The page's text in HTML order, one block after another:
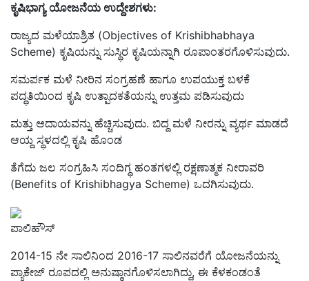
ಕೃಷಿಭಾಗ್ಯ ಯೋಜನೆಯ ಉದ್ದೇಶಗಳು:
ರಾಜ್ಯದ ಮಳೆಯಾಶ್ರಿತ (Objectives of Krishibhabhaya
Scheme) ಕೃಷಿಯನ್ನು ಸುಸ್ಥಿರ ಕೃಷಿಯನ್ನಾಗಿ ರೂಪಾಂತರಗೊಳಿಸುವುದು.
ಸಮರ್ಪಕ ಮಳೆ ನೀರಿನ ಸಂಗ್ರಹಣೆ ಹಾಗೂ ಉಪಯುಕ್ತ ಬಳಕೆ
ಪದ್ಧತಿಯಿಂದ ಕೃಷಿ ಉತ್ಪಾದಕತೆಯನ್ನು ಉತ್ತಮ ಪಡಿಸುವುದು
ಮತ್ತು ಆದಾಯವನ್ನು ಹೆಚ್ಚಿಸುವುದು. ಬಿದ್ದ ಮಳೆ ನೀರನ್ನು ವ್ಯರ್ಥ ಮಾಡದೆ
ಆಯ್ದ ಸ್ಥಳದಲ್ಲಿ ಕೃಷಿ ಹೊಂಡ
ತೆಗೆದು ಜಲ ಸಂಗ್ರಹಿಸಿ ಸಂದಿಗ್ಧ ಹಂತಗಳಲ್ಲಿ ರಕ್ಷಣಾತ್ಮಕ ನೀರಾವರಿ
(Benefits of Krishibhagya Scheme) ಒದಗಿಸುವುದು.
ಪಾಲಿಹೌಸ್‌
2014-15 ನೇ ಸಾಲಿನಿಂದ 2016-17 ಸಾಲಿನವರೆಗೆ ಯೋಜನೆಯನ್ನು
ಪ್ಯಾಕೇಜ್ ರೂಪದಲ್ಲಿ ಅನುಷ್ಠಾನಗೊಳಿಸಲಾಗಿದ್ದು, ಈ ಕೆಳಕಂಡಂತೆ